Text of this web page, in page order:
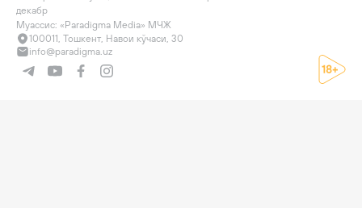
декабр
Муассис: «Paradigma Media» МЧЖ
100011, Тошкент, Навои кўчаси, 30
info@paradigma.uz